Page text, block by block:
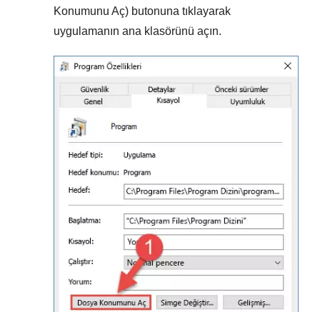
Konumunu Aç) butonuna tıklayarak
uygulamanın ana klasörünü açın.